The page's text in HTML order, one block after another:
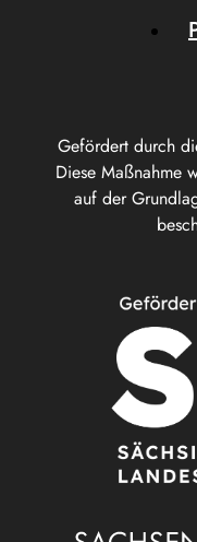
Gefördert durch
Diese Maßnahme
auf der